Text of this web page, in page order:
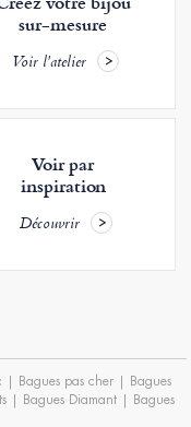
sur-mesure
Voir l'atelier
Voir par
inspiration
Découvrir
| Bagues pas cher | Bagues
| Bagues Diamant | Bagues